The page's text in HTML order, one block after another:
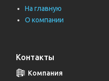
На главную
О компании
Контакты